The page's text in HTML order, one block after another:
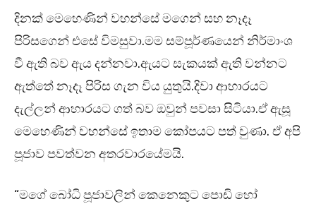
දිනක් මෙහෙණින් වහන්සේ මගෙන් සහ නෑදෑ
පිරිසගෙන් එසේ විමසුවා.මම සම්පූර්ණයෙන් නිර්මාංශ
වී ඇති බව ඇය දන්නවා.ඇයට සැකයක් ඇති වන්නට
ඇත්තේ නෑදෑ පිරිස ගැන විය යුතුයි.දිවා ආහාරයට
දැල්ලන් ආහාරයට ගත් බව ඔවුන් පවසා සිටියා.ඒ ඇසූ
මෙහෙණින් වහන්සේ ඉතාම කෝපයට පත් වුණා. ඒ අපි
පූජාව පවත්වන අතරවාරයේමයි.
“මගේ බෝධි පූජාවලින් කෙනෙකුට පොඩි හෝ